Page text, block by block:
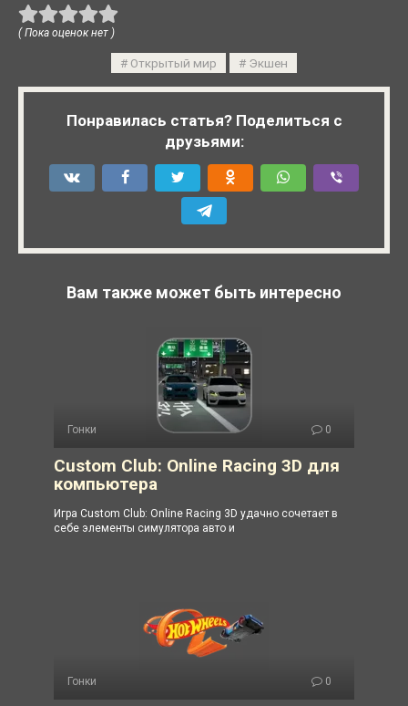
( Пока оценок нет )
Открытый мир Экшен
Понравилась статья? Поделиться с
друзьями:
Вам также может быть интересно
Гонки 0
Custom Club: Online Racing 3D для
компьютера
Игра Custom Club: Online Racing 3D удачно сочетает в
себе элементы симулятора авто и
Гонки 0